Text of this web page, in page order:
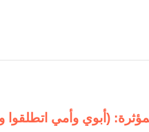
(أبوي وأمي اتطلقوا